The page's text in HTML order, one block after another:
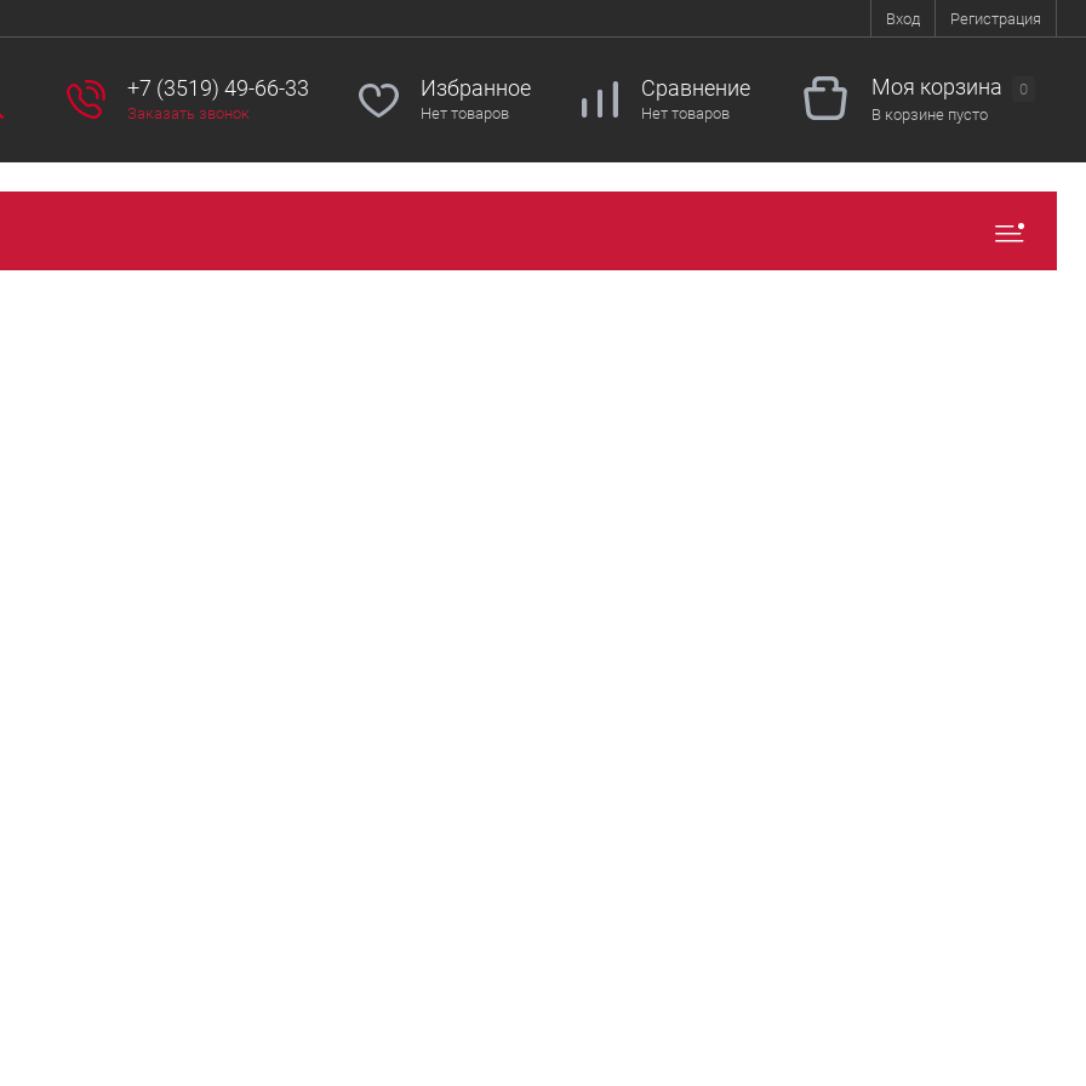
Вход Регистрация
+7 (3519) 49-66-33
Заказать звонок
Избранное
Нет товаров
Сравнение
Нет товаров
Моя корзина
0
В корзине пусто